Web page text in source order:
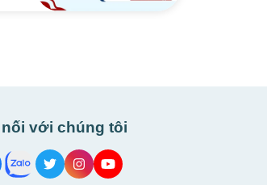
nối với chúng tôi